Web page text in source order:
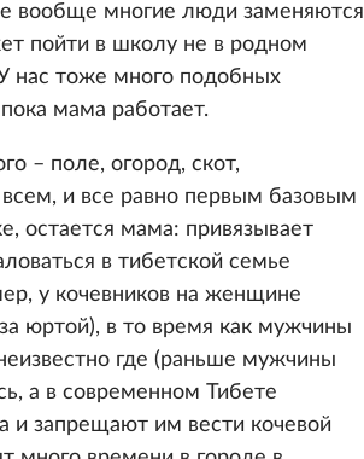
вообще многие люди заменяются
пойти в школу не в родном
нас тоже много подобных
мама работает.
– поле, огород, скот,
и все равно первым базовым
остается мама: привязывает
в тибетской семье
у кочевников на женщине
юртой), в то время как мужчины
где (раньше мужчины
а в современном Тибете
и запрещают им вести кочевой